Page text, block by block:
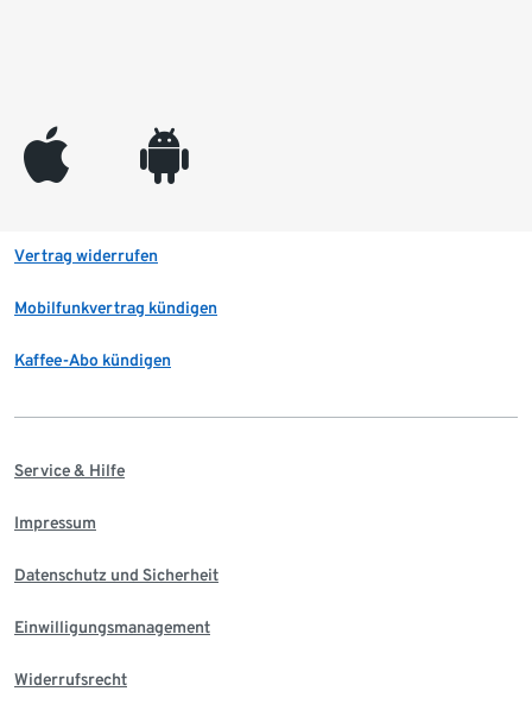
appleinc android
Vertrag widerrufen
Mobilfunkvertrag kündigen
Kaffee-Abo kündigen
Service & Hilfe
Impressum
Datenschutz und Sicherheit
Einwilligungsmanagement
Widerrufsrecht